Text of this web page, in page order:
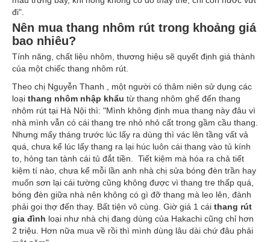
đi".
Nên mua thang nhôm rút trong khoảng giá
bao nhiêu?
Tính năng, chất liệu nhôm, thương hiệu sẽ quyết định giá thành
của một chiếc thang nhôm rút.
Theo chị Nguyễn Thanh , một người có thâm niên sử dụng các
loại thang nhôm nhập khẩu từ thang nhôm ghế đến thang
nhôm rút tại Hà Nội thì: "Mình không định mua thang này đâu vì
nhà mình vẫn có cái thang tre nhỏ nhỏ cất trong gầm cầu thang.
Nhưng mấy tháng trước lúc lấy ra dùng thì vác lên tầng vất vả
quá, chưa kể lúc lấy thang ra lại húc luôn cái thang vào tủ kính
to, hỏng tan tành cái tủ đắt tiền. Tiết kiệm mà hóa ra chả tiết
kiệm tí nào, chưa kể mỗi lần anh nhà chị sửa bóng đèn trần hay
muốn sơn lại cái tường cũng không được vì thang tre thấp quá,
bóng đèn giữa nhà nên không có gì đỡ thang mà leo lên, đành
phải gọi thợ đến thay. Bất tiện vô cùng. Giờ giá 1 cái thang rút
gia đình loại như nhà chị đang dùng của Hakachi cũng chỉ hơn
2 triệu. Hơn nữa mua về rồi thì mình dùng lâu dài chứ đâu phải